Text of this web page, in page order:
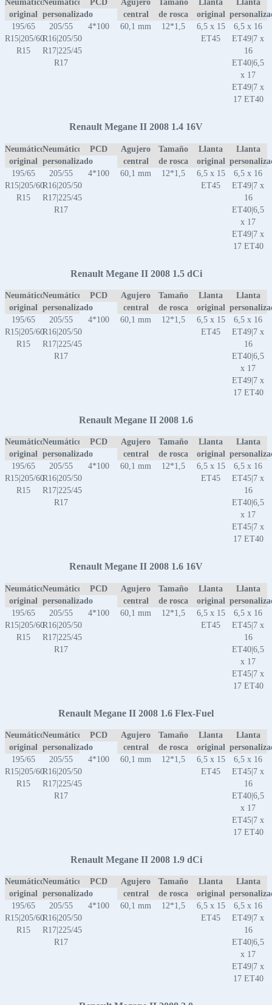
Neumático
original
Neumático
personalizado
PCD
Agujero
central
Tamaño
de rosca
Llanta
original
Llanta
195/65
R15|205/60
R15
205/55
R16|205/50
R17|225/45
R17
4*100 60,1 mm 12*1,5
6,5 x 15
ET45
6,5 x 16
ET49|7 x
16
ET40|6,5
x 17
ET49|7 x
17 ET40
Renault Megane II 2008 1.4 16V
Neumático
original
Neumático
personalizado
PCD
Agujero
central
Tamaño
de rosca
Llanta
original
Llanta
195/65
R15|205/60
R15
205/55
R16|205/50
R17|225/45
R17
4*100 60,1 mm 12*1,5
6,5 x 15
ET45
6,5 x 16
ET49|7 x
16
ET40|6,5
x 17
ET49|7 x
17 ET40
Renault Megane II 2008 1.5 dCi
Neumático
original
Neumático
personalizado
PCD
Agujero
central
Tamaño
de rosca
Llanta
original
Llanta
195/65
R15|205/60
R15
205/55
R16|205/50
R17|225/45
R17
4*100 60,1 mm 12*1,5
6,5 x 15
ET45
6,5 x 16
ET49|7 x
16
ET40|6,5
x 17
ET49|7 x
17 ET40
Renault Megane II 2008 1.6
Neumático
original
Neumático
personalizado
PCD
Agujero
central
Tamaño
de rosca
Llanta
original
Llanta
195/65
R15|205/60
R15
205/55
R16|205/50
R17|225/45
R17
4*100 60,1 mm 12*1,5
6,5 x 15
ET45
6,5 x 16
ET45|7 x
16
ET40|6,5
x 17
ET45|7 x
17 ET40
Renault Megane II 2008 1.6 16V
Neumático
original
Neumático
personalizado
PCD
Agujero
central
Tamaño
de rosca
Llanta
original
Llanta
195/65
R15|205/60
R15
205/55
R16|205/50
R17|225/45
R17
4*100 60,1 mm 12*1,5
6,5 x 15
ET45
6,5 x 16
ET45|7 x
16
ET40|6,5
x 17
ET45|7 x
17 ET40
Renault Megane II 2008 1.6 Flex-Fuel
Neumático
original
Neumático
personalizado
PCD
Agujero
central
Tamaño
de rosca
Llanta
original
Llanta
195/65
R15|205/60
R15
205/55
R16|205/50
R17|225/45
R17
4*100 60,1 mm 12*1,5
6,5 x 15
ET45
6,5 x 16
ET45|7 x
16
ET40|6,5
x 17
ET45|7 x
17 ET40
Renault Megane II 2008 1.9 dCi
Neumático
original
Neumático
personalizado
PCD
Agujero
central
Tamaño
de rosca
Llanta
original
Llanta
195/65
R15|205/60
R15
205/55
R16|205/50
R17|225/45
R17
4*100 60,1 mm 12*1,5
6,5 x 15
ET45
6,5 x 16
ET49|7 x
16
ET40|6,5
x 17
ET49|7 x
17 ET40